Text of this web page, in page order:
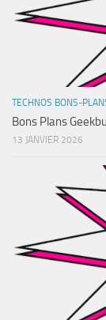
TECHNOS BONS-
Bons Plans
13 JANVIER 2026